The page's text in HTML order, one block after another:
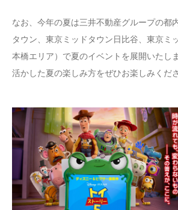
なお、今年の夏は三井不動産グループの都
タウン、東京ミッドタウン日比谷、東京ミ
本橋エリア）で夏のイベントを展開いたし
活かした夏の楽しみ方をぜひお楽しみくださ